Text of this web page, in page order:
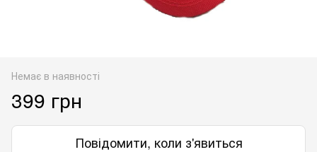
Немає в наявності
399 грн
Повідомити, коли з'явиться